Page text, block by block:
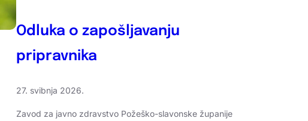
Odluka o zapošljavanju
pripravnika
27. svibnja 2026.
Zavod za javno zdravstvo Požeško-slavonske županije